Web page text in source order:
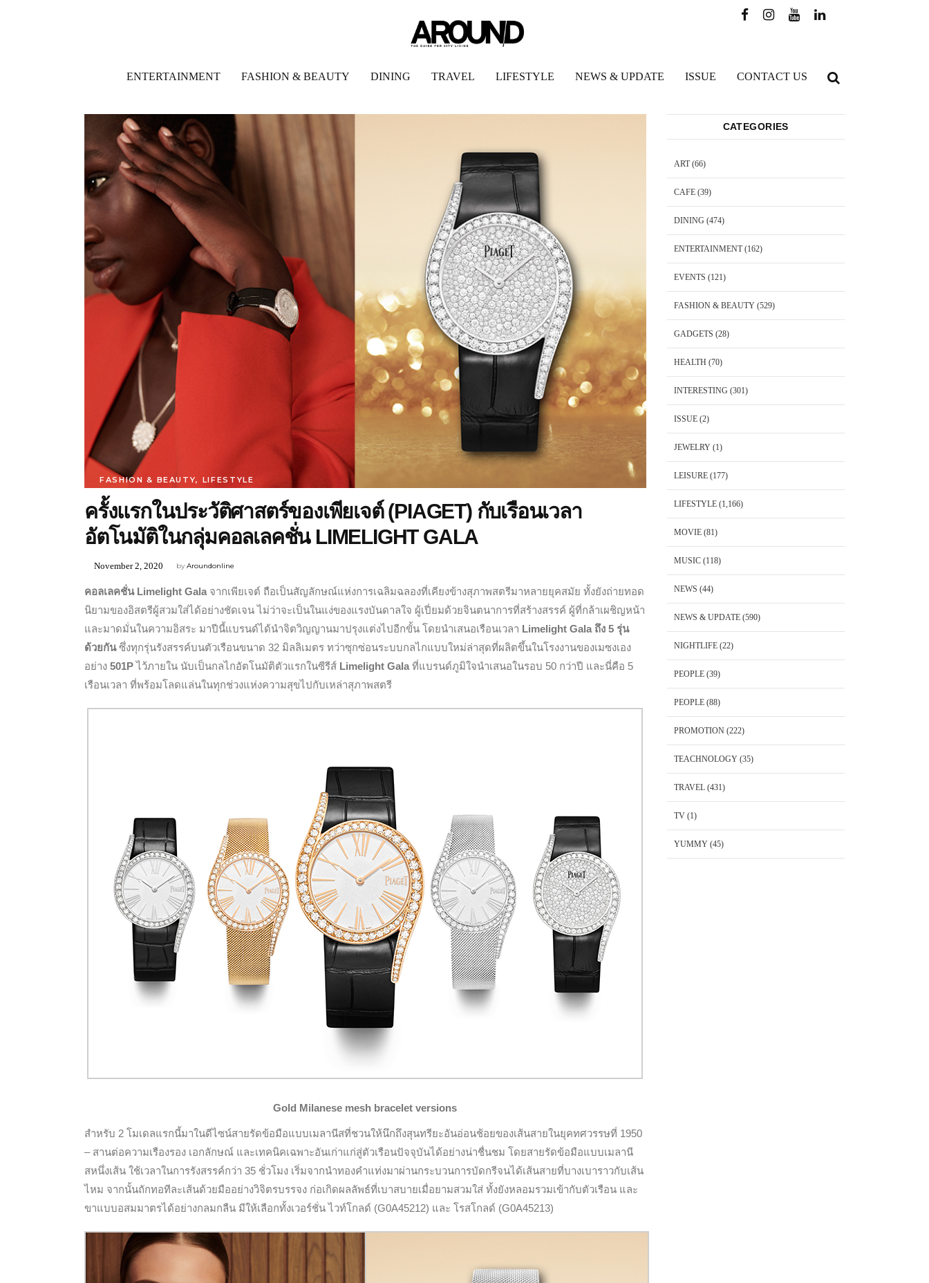
ENTERTAINMENT FASHION & BEAUTY DINING TRAVEL LIFESTYLE NEWS & UPDATE ISSUE CONTACT US
FASHION & BEAUTY, LIFESTYLE
ครั้งแรกในประวัติศาสตร์ของเพียเจต์ (PIAGET) กับเรือนเวลา
อัตโนมัติในกลุ่มคอลเลคชั่น LIMELIGHT GALA
byAroundonline
November 2, 2020
คอลเลคชั่น Limelight Gala จากเพียเจต์ ถือเป็นสัญลักษณ์แห่งการเฉลิมฉลองที่เคียงข้างสุภาพสตรีมาหลายยุคสมัย ทั้งยังถ่ายทอด
นิยามของอิสตรีผู้สวมใส่ได้อย่างชัดเจน ไม่ว่าจะเป็นในแง่ของแรงบันดาลใจ ผู้เปี่ยมด้วยจินตนาการที่สร้างสรรค์ ผู้ที่กล้าเผชิญหน้า
และมาดมั่นในความอิสระ มาปีนี้แบรนด์ได้นำจิตวิญญานมาปรุงแต่งไปอีกขั้น โดยนำเสนอเรือนเวลา Limelight Gala ถึง 5 รุ่น
ด้วยกันซึ่งทุกรุ่นรังสรรค์บนตัวเรือนขนาด 32 มิลลิเมตร ทว่าซุกซ่อนระบบกลไกแบบใหม่ล่าสุดที่ผลิตขึ้นในโรงงานของเมซงเอง
อย่าง 501P ไว้ภายใน นับเป็นกลไกอัตโนมัติตัวแรกในซีรีส์ Limelight Galaที่แบรนด์ภูมิใจนำเสนอในรอบ 50 กว่าปี และนี่คือ 5
เรือนเวลา ที่พร้อมโลดแล่นในทุกช่วงแห่งความสุขไปกับเหล่าสุภาพสตรี
Gold Milanese mesh bracelet versions
สำหรับ 2 โมเดลแรกนี้มาในดีไซน์สายรัดข้อมือแบบเมลานีสที่ชวนให้นึกถึงสุนทรียะอันอ่อนช้อยของเส้นสายในยุคทศวรรษที่ 1950
– สานต่อความเรืองรอง เอกลักษณ์ และเทคนิคเฉพาะอันเก่าแก่สู่ตัวเรือนปัจจุบันได้อย่างน่าชื่นชม โดยสายรัดข้อมือแบบเมลานี
สหนึ่งเส้น ใช้เวลาในการรังสรรค์กว่า 35 ชั่วโมง เริ่มจากนำทองคำแท่งมาผ่านกระบวนการบัดกรีจนได้เส้นสายที่บางเบาราวกับเส้น
ไหม จากนั้นถักทอทีละเส้นด้วยมืออย่างวิจิตรบรรจง ก่อเกิดผลลัพธ์ที่เบาสบายเมื่อยามสวมใส่ ทั้งยังหลอมรวมเข้ากับตัวเรือน และ
ขาแบบอสมมาตรได้อย่างกลมกลืน มีให้เลือกทั้งเวอร์ชั่น ไวท์โกลด์ (G0A45212) และ โรสโกลด์ (G0A45213)
CATEGORIES
ART(66)
CAFE(39)
DINING (474)
ENTERTAINMENT(162)
EVENTS (121)
FASHION & BEAUTY(529)
GADGETS (28)
HEALTH (70)
INTERESTING (301)
ISSUE(2)
JEWELRY(1)
LEISURE(177)
LIFESTYLE(1,166)
MOVIE(81)
MUSIC(118)
NEWS (44)
NEWS & UPDATE(590)
NIGHTLIFE(22)
PEOPLE(39)
PEOPLE(88)
PROMOTION(222)
TEACHNOLOGY(35)
TRAVEL(431)
TV(1)
YUMMY(45)